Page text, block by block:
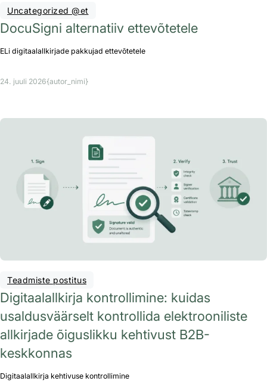
Uncategorized @et
DocuSigni alternatiiv ettevõtetele
ELi digitaalallkirjade pakkujad ettevõtetele
24. juuli 2026{autor_nimi}
Teadmiste postitus
Digitaalallkirja kontrollimine: kuidas
usaldusväärselt kontrollida elektrooniliste
allkirjade õiguslikku kehtivust B2B-
keskkonnas
Digitaalallkirja kehtivuse kontrollimine